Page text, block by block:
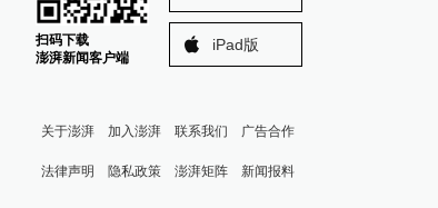
扫码下载
澎湃新闻客户端
iPad版
关于澎湃 加入澎湃 联系我们 广告合作
法律声明 隐私政策 澎湃矩阵 新闻报料